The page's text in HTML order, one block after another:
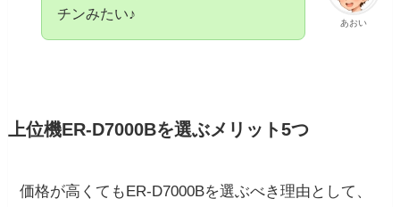
あおい
チンみたい♪
上位機ER-D7000Bを選ぶメリット5つ
価格が高くてもER-D7000Bを選ぶべき理由として、